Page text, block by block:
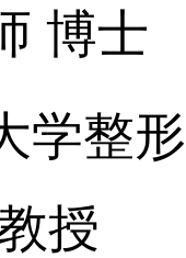
博士
学整
授